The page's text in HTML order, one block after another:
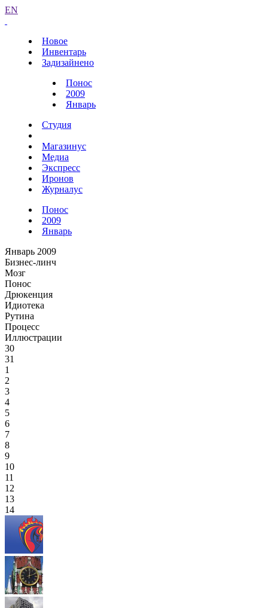
EN
Новое
Инвентарь
Задизайнено
Понос
2009
Январь
Студия
Магазинус
Медиа
Экспресс
Иронов
Журналус
Понос
2009
Январь
Январь 2009
Бизнес-линч
Мозг
Понос
Дрюкенция
Идиотека
Рутина
Процесс
Иллюстрации
30
31
1
2
3
4
5
6
7
8
9
10
11
12
13
14